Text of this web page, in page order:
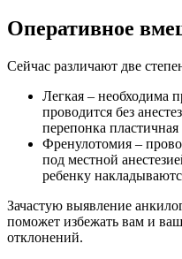
Оперативное
Сейчас различают две
Легкая – необходима
проводится без
перепонка пластичная
Френулотомия –
под местной
ребенку
Зачастую выявление
поможет избежать вам и
отклонений.